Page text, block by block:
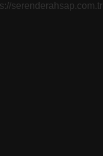
serenderahsap.com.tr